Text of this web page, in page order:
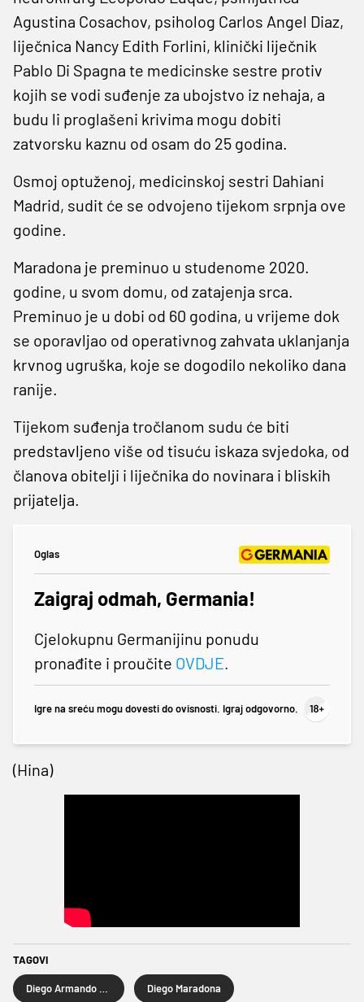
Agustina Cosachov, psiholog Carlos Angel Diaz,
liječnica Nancy Edith Forlini, klinički liječnik
Pablo Di Spagna te medicinske sestre protiv
kojih se vodi suđenje za ubojstvo iz nehaja, a
budu li proglašeni krivima mogu dobiti
zatvorsku kaznu od osam do 25 godina.
Osmoj optuženoj, medicinskoj sestri Dahiani
Madrid, sudit će se odvojeno tijekom srpnja ove
godine.
Maradona je preminuo u studenome 2020.
godine, u svom domu, od zatajenja srca.
Preminuo je u dobi od 60 godina, u vrijeme dok
se oporavljao od operativnog zahvata uklanjanja
krvnog ugruška, koje se dogodilo nekoliko dana
ranije.
Tijekom suđenja tročlanom sudu će biti
predstavljeno više od tisuću iskaza svjedoka, od
članova obitelji i liječnika do novinara i bliskih
prijatelja.
Oglas
Zaigraj odmah, Germania!
Cjelokupnu Germanijinu ponudu
pronađite i proučite OVDJE.
Igre na sreću mogu dovesti do ovisnosti. Igraj odgovorno.
(Hina)
TAGOVI
Diego Maradona